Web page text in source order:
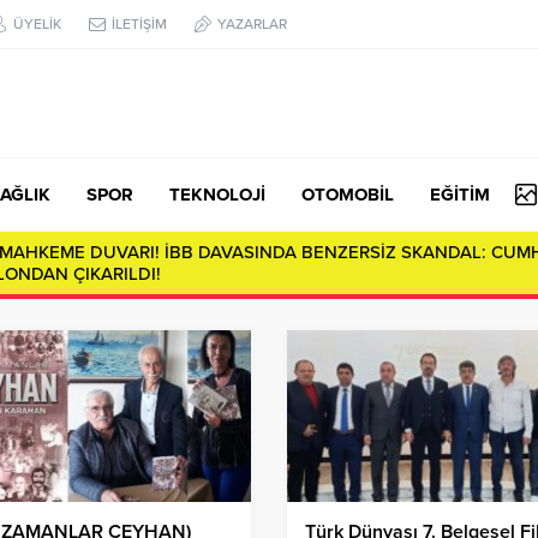
ÜYELİK İLETİŞİM YAZARLAR
SPOR TEKNOLOJİ OTOMOBİL EĞİTİM
DUVARI! İBB DAVASINDA BENZERSİZ SKANDAL:
ÇIKARILDI!
CEYHAN) Türk Dünyası 7. Belgesel